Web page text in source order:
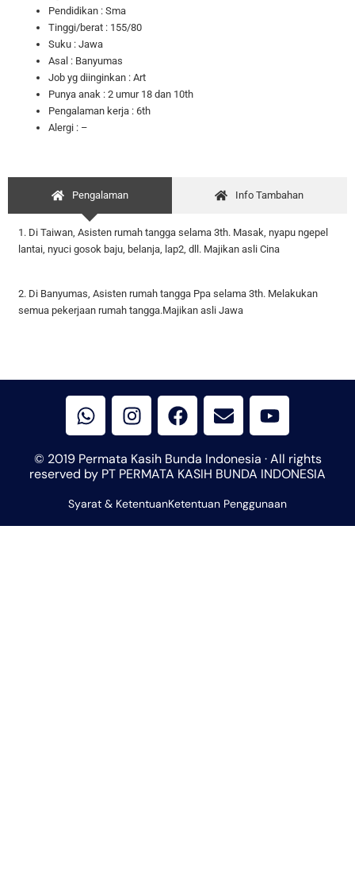
Pendidikan : Sma
Tinggi/berat : 155/80
Suku : Jawa
Asal : Banyumas
Job yg diinginkan : Art
Punya anak : 2 umur 18 dan 10th
Pengalaman kerja : 6th
Alergi : –
Pengalaman Info Tambahan
1. Di Taiwan, Asisten rumah tangga selama 3th. Masak, nyapu ngepel
lantai, nyuci gosok baju, belanja, lap2, dll. Majikan asli Cina
2. Di Banyumas, Asisten rumah tangga Ppa selama 3th. Melakukan
semua pekerjaan rumah tangga.Majikan asli Jawa
h
a
t
s
a
p
p
n
s
t
a
r
a
a
c
b
o
k
n
v
e
l
p
e
o
u
t
u
e
© 2019 Permata Kasih Bunda Indonesia · All rights
reserved by PT PERMATA KASIH BUNDA INDONESIA
Syarat & KetentuanKetentuan Penggunaan